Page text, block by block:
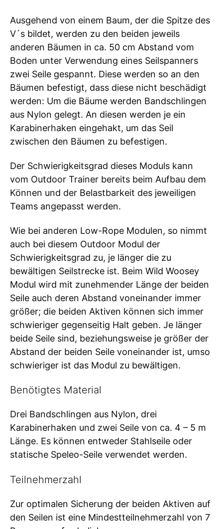
Ausgehend von einem Baum, der die Spitze des
V´s bildet, werden zu den beiden jeweils
anderen Bäumen in ca. 50 cm Abstand vom
Boden unter Verwendung eines Seilspanners
zwei Seile gespannt. Diese werden so an den
Bäumen befestigt, dass diese nicht beschädigt
werden: Um die Bäume werden Bandschlingen
aus Nylon gelegt. An diesen werden je ein
Karabinerhaken eingehakt, um das Seil
zwischen den Bäumen zu befestigen.
Der Schwierigkeitsgrad dieses Moduls kann
vom Outdoor Trainer bereits beim Aufbau dem
Können und der Belastbarkeit des jeweiligen
Teams angepasst werden.
Wie bei anderen Low-Rope Modulen, so nimmt
auch bei diesem Outdoor Modul der
Schwierigkeitsgrad zu, je länger die zu
bewältigen Seilstrecke ist. Beim Wild Woosey
Modul wird mit zunehmender Länge der beiden
Seile auch deren Abstand voneinander immer
größer; die beiden Aktiven können sich immer
schwieriger gegenseitig Halt geben. Je länger
beide Seile sind, beziehungsweise je größer der
Abstand der beiden Seile voneinander ist, umso
schwieriger ist das Modul zu bewältigen.
Benötigtes Material
Drei Bandschlingen aus Nylon, drei
Karabinerhaken und zwei Seile von ca. 4 – 5 m
Länge. Es können entweder Stahlseile oder
statische Speleo-Seile verwendet werden.
Teilnehmerzahl
Zur optimalen Sicherung der beiden Aktiven auf
den Seilen ist eine Mindestteilnehmerzahl von 7